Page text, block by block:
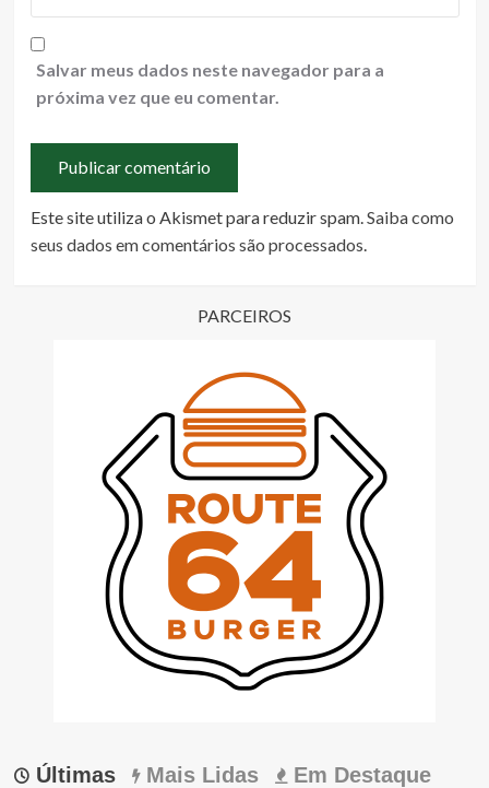
Salvar meus dados neste navegador para a
próxima vez que eu comentar.
Este site utiliza o Akismet para reduzir spam.Saiba como
seus dados em comentários são processados.
PARCEIROS
Últimas Mais Lidas Em Destaque